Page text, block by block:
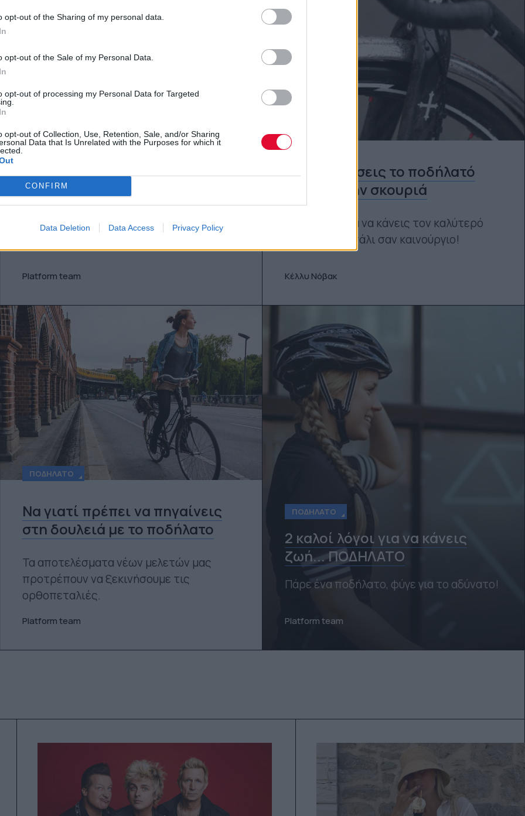
opt-out of the Sharing of my personal data.
opt-out of the Sale of my Personal Data.
opt-out of processing my Personal Data for Targeted
opt-out of Collection, Use, Retention, Sale, and/or Sharing
Data that Is Unrelated with the Purposes for which it
CONFIRM
Data Deletion Data Access Privacy Policy
ΠΟΔΉΛΑΤΟ
5 λόγοι να ξεκινήσεις ποδήλατο
Platform team
Πώς να σώσεις το ποδήλατό
σου από την σκουριά
Βήμα-βήμα για να κάνεις τον καλύτερό
σου φίλο και πάλι σαν καινούργιο!
Κέλλυ Νόβακ
ΠΟΔΉΛΑΤΟ
Να γιατί πρέπει να πηγαίνεις
στη δουλειά με το ποδήλατο
Τα αποτελέσματα νέων μελετών μας
προτρέπουν να ξεκινήσουμε τις
ορθοπεταλιές.
Platform team
ΠΟΔΉΛΑΤΟ
2 καλοί λόγοι για να κάνεις
ζωή... ΠΟΔΗΛΑΤΟ
Πάρε ένα ποδήλατο, φύγε για το αδύνατο!
Platform team